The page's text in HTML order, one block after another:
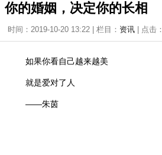
你的婚姻，决定你的长相
时间：2019-10-20 13:22 | 栏目： 资讯 | 点击：
如果你看自己越来越美
就是爱对了人
——朱茵